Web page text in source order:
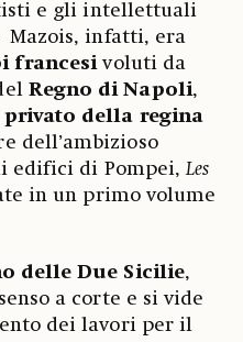
e gli intellettuali
infatti, era
francesivoluti da
Regno di Napoli,
privato della regina
dell’ambizioso
edifici di Pompei,Les
in un primo volume
delle Due Sicilie,
a corte e si vide
dei lavori per il